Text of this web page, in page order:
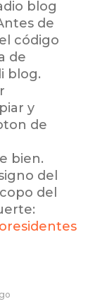
blog
de
código
de
blog.
y
de
bien.
del
del